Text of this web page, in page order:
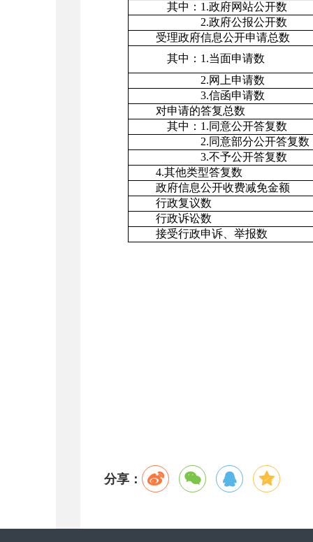
其中：1.政府网站公开数
2.政府公报公开数
受理政府信息公开申请总数
其中：1.当面申请数
2.网上申请数
3.信函申请数
对申请的答复总数
其中：1.同意公开答复数
2.同意部分公开答复数
3.不予公开答复数
4.其他类型答复数
政府信息公开收费减免金额
行政复议数
行政诉讼数
接受行政申诉、举报数
分享：